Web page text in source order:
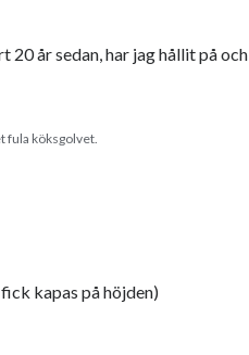
20 år sedan, har jag hållit på och
fula köksgolvet.
kapas på höjden)